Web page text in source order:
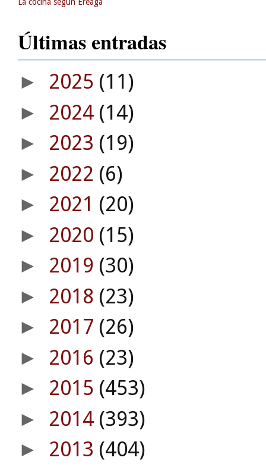
Últimas entradas
► 2025 (11)
► 2024 (14)
► 2023 (19)
► 2022 (6)
► 2021 (20)
► 2020 (15)
► 2019 (30)
► 2018 (23)
► 2017 (26)
► 2016 (23)
► 2015 (453)
► 2014 (393)
► 2013 (404)